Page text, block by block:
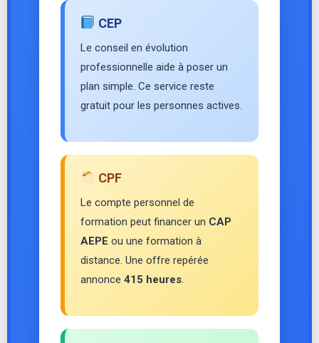
CEP
Le conseil en évolution
professionnelle aide à poser un
plan simple. Ce service reste
gratuit pour les personnes actives.
CPF
Le compte personnel de
formation peut financer un CAP
AEPE ou une formation à
distance. Une offre repérée
annonce 415 heures.